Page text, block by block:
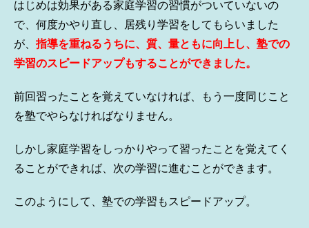
はじめは効果がある家庭学習の習慣がついていないの
で、何度かやり直し、居残り学習をしてもらいました
が、 指導を重ねるうちに、質、量ともに向上し、塾での
学習のスピードアップもすることができました。
前回習ったことを覚えていなければ、もう一度同じこと
を塾でやらなければなりません。
しかし家庭学習をしっかりやって習ったことを覚えてく
ることができれば、次の学習に進むことができます。
このようにして、塾での学習もスピードアップ。